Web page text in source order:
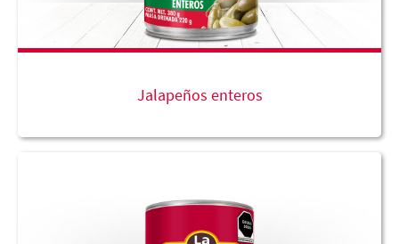
Jalapeños enteros